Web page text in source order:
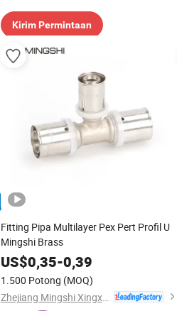
Kirim Permintaan
Fitting Pipa Multilayer Pex Pert Profil U
Mingshi Brass
US$0,35-0,39
1.500 Potong (MOQ)
Zhejiang Mingshi Xingxin HVAC Technology Co., Ltd.